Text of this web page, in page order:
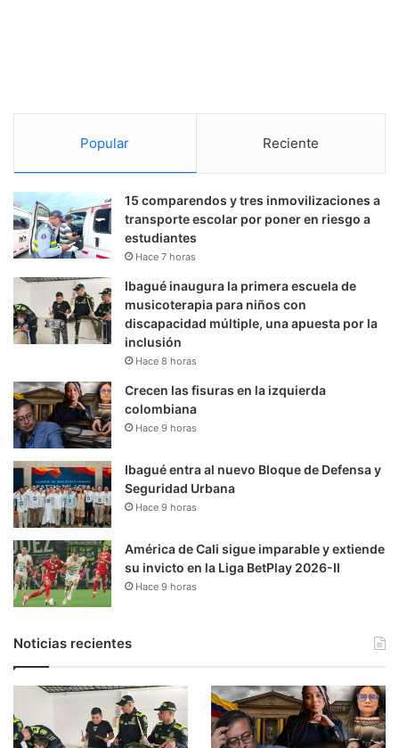
Popular Reciente
15 comparendos y tres inmovilizaciones a
transporte escolar por poner en riesgo a
estudiantes
Hace 7 horas
Ibagué inaugura la primera escuela de
musicoterapia para niños con
discapacidad múltiple, una apuesta por la
inclusión
Hace 8 horas
Crecen las fisuras en la izquierda
colombiana
Hace 9 horas
Ibagué entra al nuevo Bloque de Defensa y
Seguridad Urbana
Hace 9 horas
América de Cali sigue imparable y extiende
su invicto en la Liga BetPlay 2026-II
Hace 9 horas
Noticias recientes